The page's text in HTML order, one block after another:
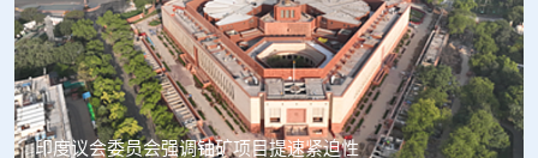
中核辐智正式设立 中国同辐持股90%打通核医疗全产业链